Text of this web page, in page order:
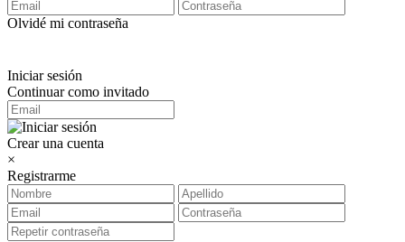
Olvidé mi contraseña
Iniciar sesión
Continuar como invitado
Crear una cuenta
×
Registrarme